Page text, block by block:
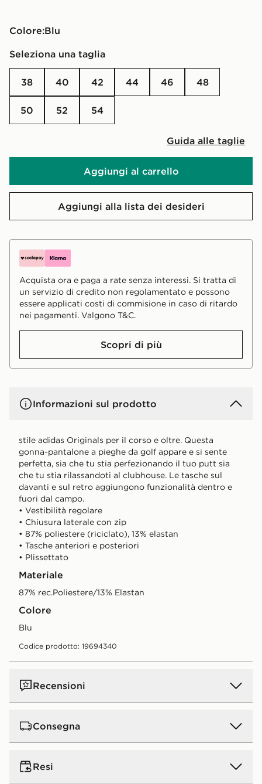
Colore:
blu
Seleziona una taglia
38 40 42 44 46 48
50 52 54
Guida alle taglie
Aggiungi al carrello
Aggiungi alla lista dei desideri
Acquista ora e paga a rate senza interessi. Si tratta di
un servizio di credito non regolamentato e possono
essere applicati costi di commisione in caso di ritardo
nei pagamenti. Valgono T&C.
Scopri di più
Informazioni sul prodotto
stile adidas Originals per il corso e oltre. Questa
gonna-pantalone a pieghe da golf appare e si sente
perfetta, sia che tu stia perfezionando il tuo putt sia
che tu stia rilassandoti al clubhouse. Le tasche sul
davanti e sul retro aggiungono funzionalità dentro e
fuori dal campo.
• Vestibilità regolare
• Chiusura laterale con zip
• 87% poliestere (riciclato), 13% elastan
• Tasche anteriori e posteriori
• Plissettato
Materiale
87% rec.Poliestere/13% Elastan
Colore
blu
Codice prodotto: 19694340
Recensioni
Consegna
Consegna standard a domicilio:
per ordini
superiori a 50 € (gratis a partire da 50 € per tutti gli
Resi